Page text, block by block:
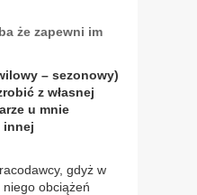
że zapewni im
– sezonowy)
z własnej
u mnie
innej
gdyż w
obciążeń